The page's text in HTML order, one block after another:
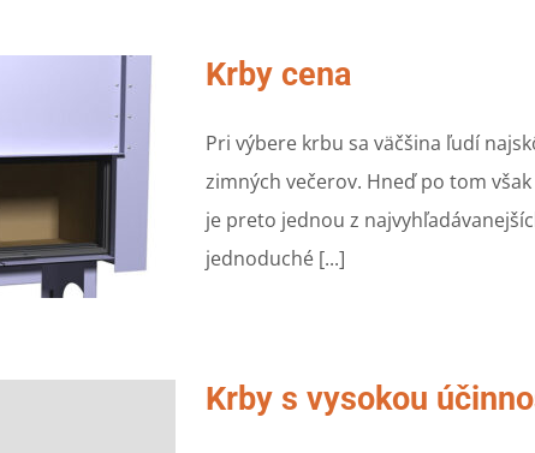
Krby cena
Pri výbere krbu sa väčšina ľudí
zimných večerov. Hneď po tom
je preto jednou z
jednoduché [...]
Krby s vysokou